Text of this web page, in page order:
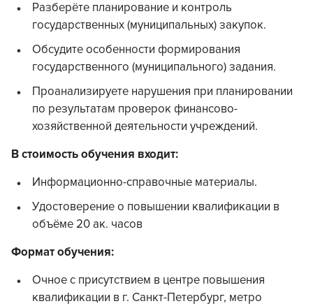
Разберёте планирование и контроль
государственных (муниципальных) закупок.
Обсудите особенности формирования
государственного (муниципального) задания.
Проанализируете нарушения при планировании
по результатам проверок финансово-
хозяйственной деятельности учреждений.
В стоимость обучения входит:
Информационно-справочные материалы.
Удостоверение о повышении квалификации в
объёме 20 ак. часов
Формат обучения:
Очное с присутствием в центре повышения
квалификации в г. Санкт-Петербург, метро